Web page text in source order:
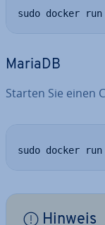
sudo docker run --
MariaDB
Starten Sie einen
sudo docker run --
Hinweis